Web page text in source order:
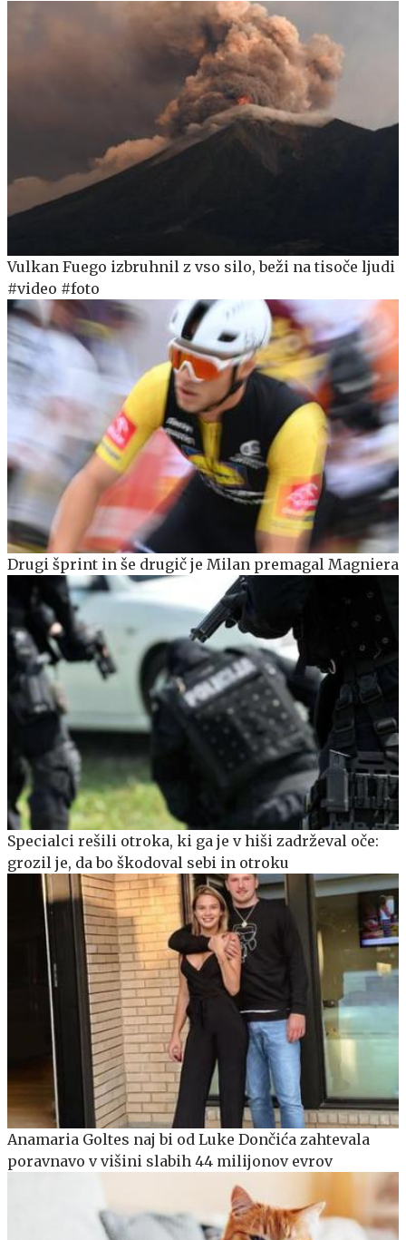
Vulkan Fuego izbruhnil z vso silo, beži na tisoče ljudi
#video #foto
Drugi šprint in še drugič je Milan premagal Magniera
Specialci rešili otroka, ki ga je v hiši zadrževal oče:
grozil je, da bo škodoval sebi in otroku
Anamaria Goltes naj bi od Luke Dončića zahtevala
poravnavo v višini slabih 44 milijonov evrov